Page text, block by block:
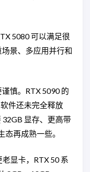
5080 可以满足很
景、多应用并行和
慎。RTX 5090 的
件还未完全释放
显存、更高带
再成熟一些。
显卡，RTX 50 系